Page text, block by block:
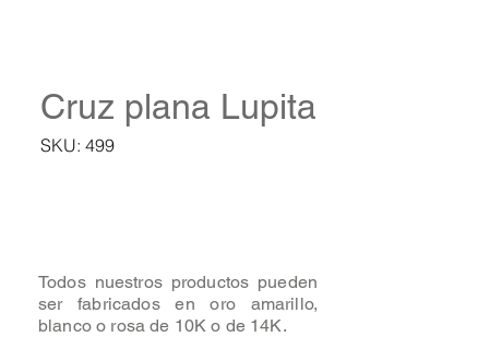
Cruz plana Lupita
SKU: 499
Todos nuestros productos pueden
ser fabricados en oro amarillo,
blanco o rosa de 10K o de 14K.